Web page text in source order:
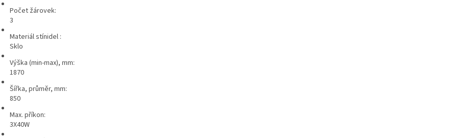
Počet žárovek:
3
Materiál stínidel :
Sklo
Výška (min-max), mm:
1870
Šířka, průměr, mm:
850
Max. příkon:
3X40W